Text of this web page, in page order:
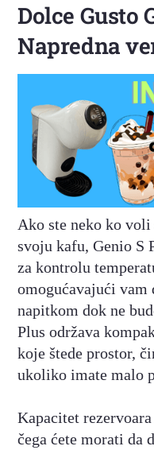
Dolce Gusto
Napredna
Ako ste neko ko
svoju kafu, Genio S
za kontrolu
omogućavajući vam
napitkom dok ne
Plus održava
koje štede prostor,
ukoliko imate malo
Kapacitet
čega ćete morati da